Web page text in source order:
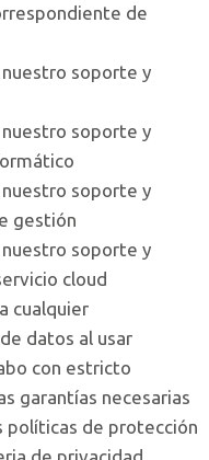
de
soporte y
soporte y
soporte y
gestión
soporte y
cloud
cualquier
datos al usar
con estricto
garantías necesarias
políticas de protección
de privacidad